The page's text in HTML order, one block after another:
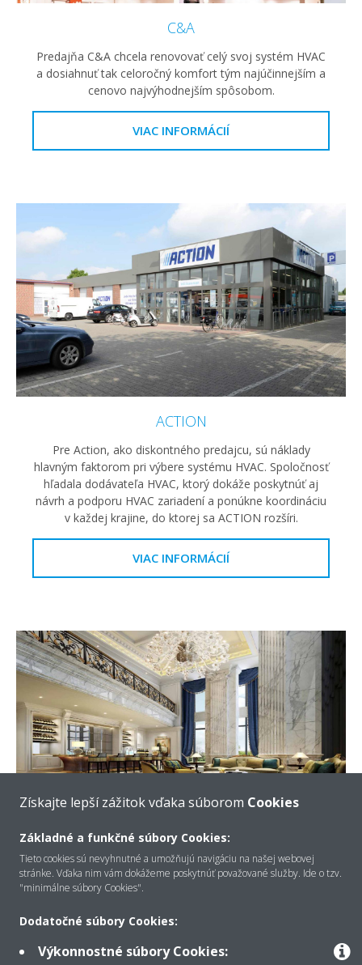
C&A
Predajňa C&A chcela renovovať celý svoj systém HVAC
a dosiahnuť tak celoročný komfort tým najúčinnejším a
cenovo najvýhodnejším spôsobom.
VIAC INFORMÁCIÍ
ACTION
Pre Action, ako diskontného predajcu, sú náklady
hlavným faktorom pri výbere systému HVAC. Spoločnosť
hľadala dodávateľa HVAC, ktorý dokáže poskytnúť aj
návrh a podporu HVAC zariadení a ponúkne koordináciu
v každej krajine, do ktorej sa ACTION rozšíri.
VIAC INFORMÁCIÍ
Luxusné elegantné hotelové apartmány Samrya 44,
ktoré sa rozprestierajú na 44 poschodiach, vyžadujú len
najvyššie stavebné a HVAC štandardy.
VIAC INFORMÁCIÍ
Získajte lepší zážitok vďaka súborom Cookies
Základné a funkčné súbory Cookies:
Tieto cookies sú nevyhnutné a umožňujú navigáciu na našej webovej
stránke. Vďaka nim vám dokážeme poskytnúť považované služby. Ide o tzv.
"minimálne súbory Cookies".
Dodatočné súbory Cookies:
Výkonnostné súbory Cookies: